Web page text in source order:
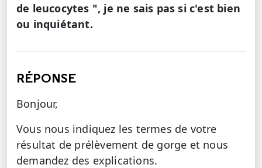
de leucocytes ", je ne sais pas si c'est bien
ou inquiétant.
RÉPONSE
Bonjour,
Vous nous indiquez les termes de votre
résultat de prélèvement de gorge et nous
demandez des explications.